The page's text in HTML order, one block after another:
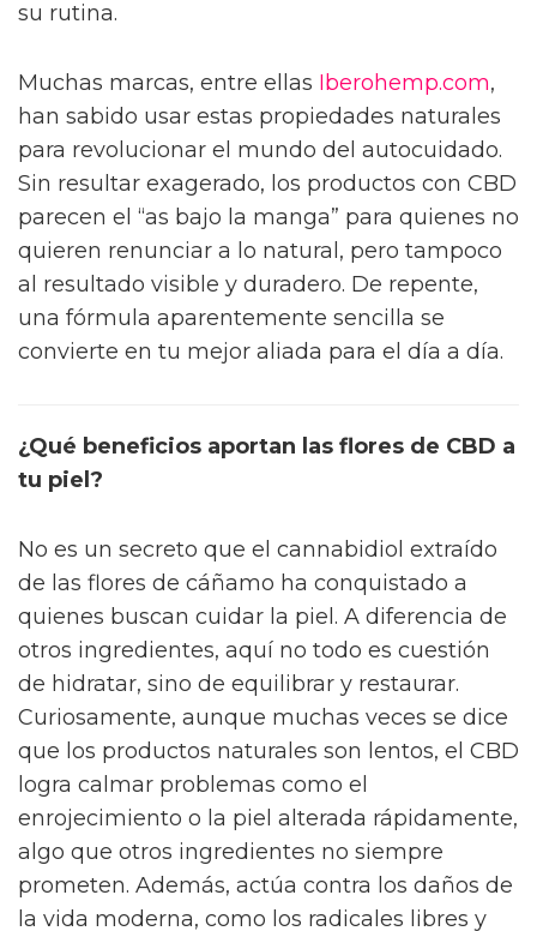
su rutina.
Muchas marcas, entre ellas Iberohemp.com,
han sabido usar estas propiedades naturales
para revolucionar el mundo del autocuidado.
Sin resultar exagerado, los productos con CBD
parecen el “as bajo la manga” para quienes no
quieren renunciar a lo natural, pero tampoco
al resultado visible y duradero. De repente,
una fórmula aparentemente sencilla se
convierte en tu mejor aliada para el día a día.
¿Qué beneficios aportan las flores de CBD a
tu piel?
No es un secreto que el cannabidiol extraído
de las flores de cáñamo ha conquistado a
quienes buscan cuidar la piel. A diferencia de
otros ingredientes, aquí no todo es cuestión
de hidratar, sino de equilibrar y restaurar.
Curiosamente, aunque muchas veces se dice
que los productos naturales son lentos, el CBD
logra calmar problemas como el
enrojecimiento o la piel alterada rápidamente,
algo que otros ingredientes no siempre
prometen. Además, actúa contra los daños de
la vida moderna, como los radicales libres y